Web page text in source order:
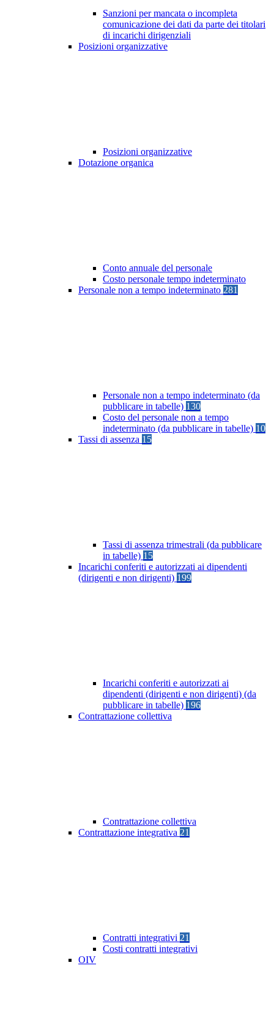
Sanzioni per mancata o incompleta
comunicazione dei dati da parte dei titolari
di incarichi dirigenziali
Posizioni organizzative
Posizioni organizzative
Dotazione organica
Conto annuale del personale
Costo personale tempo indeterminato
Personale non a tempo indeterminato 281
Personale non a tempo indeterminato (da
pubblicare in tabelle) 130
Costo del personale non a tempo
indeterminato (da pubblicare in tabelle) 10
Tassi di assenza 15
Tassi di assenza trimestrali (da pubblicare
in tabelle) 15
Incarichi conferiti e autorizzati ai dipendenti
(dirigenti e non dirigenti) 199
Incarichi conferiti e autorizzati ai
dipendenti (dirigenti e non dirigenti) (da
pubblicare in tabelle) 196
Contrattazione collettiva
Contrattazione collettiva
Contrattazione integrativa 21
Contratti integrativi 21
Costi contratti integrativi
OIV